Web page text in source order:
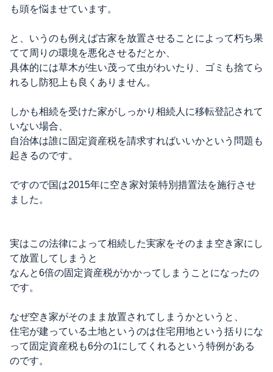
も頭を悩ませています。
と、いうのも例えば古家を放置させることによって朽ち果
てて周りの環境を悪化させるだとか、
具体的には草木が生い茂って虫がわいたり、ゴミも捨てら
れるし防犯上も良くありません。
しかも相続を受けた家がしっかり相続人に移転登記されて
いない場合、
自治体は誰に固定資産税を請求すればいいかという問題も
起きるのです。
ですので国は2015年に空き家対策特別措置法を施行させ
ました。
実はこの法律によって相続した実家をそのまま空き家にし
て放置してしまうと
なんと6倍の固定資産税がかかってしまうことになったの
です。
なぜ空き家がそのまま放置されてしまうかというと、
住宅が建っている土地というのは住宅用地という括りにな
って固定資産税も6分の1にしてくれるという特例がある
のです。